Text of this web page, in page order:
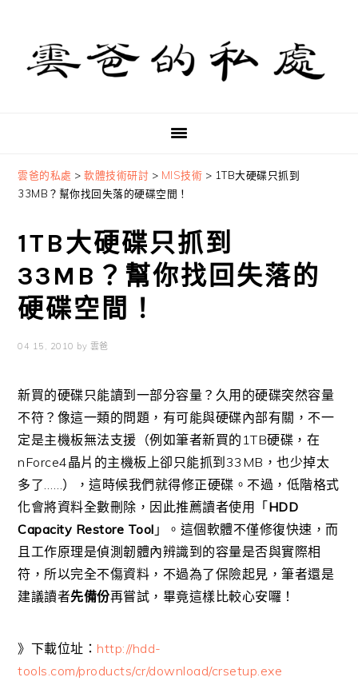
primary
navigation
content
primary
sidebar
雲爸的私處 >軟體技術研討 > MIS技術 > 1TB大硬碟只抓到
33MB？幫你找回失落的硬碟空間！
1TB大硬碟只抓到
33MB？幫你找回失落的
硬碟空間！
04 15, 2010 by 雲爸
新買的硬碟只能讀到一部分容量？久用的硬碟突然容量
不符？像這一類的問題，有可能與硬碟內部有關，不一
定是主機板無法支援（例如筆者新買的1TB硬碟，在
nForce4晶片的主機板上卻只能抓到33MB，也少掉太
多了……），這時候我們就得修正硬碟。不過，低階格式
化會將資料全數刪除，因此推薦讀者使用「HDD
Capacity Restore Tool 」。這個軟體不僅修復快速，而
且工作原理是偵測韌體內辨識到的容量是否與實際相
符，所以完全不傷資料，不過為了保險起見，筆者還是
建議讀者先備份再嘗試，畢竟這樣比較心安囉！
》下載位址： http://hdd-
tools.com/products/cr/download/crsetup.exe